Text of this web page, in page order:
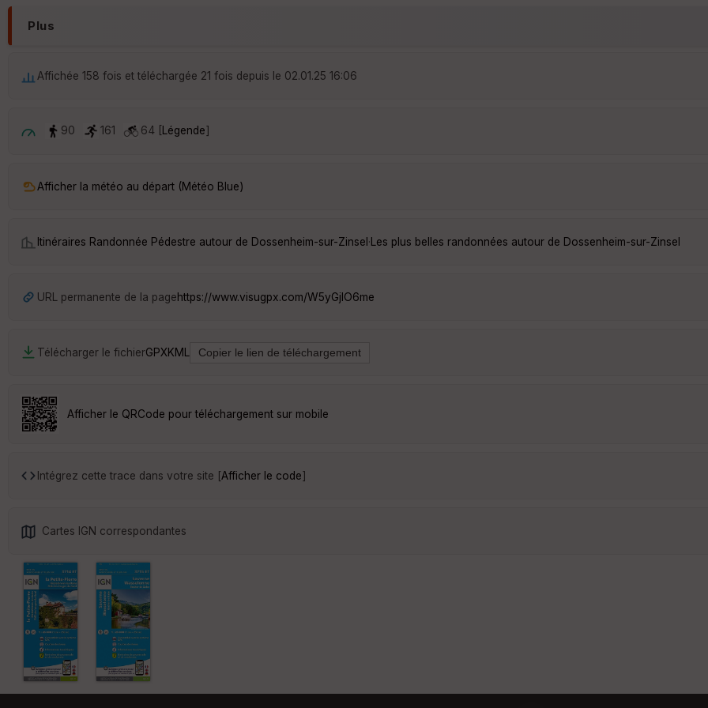
Plus
Affichée 158 fois et téléchargée 21 fois depuis le 02.01.25 16:06
90 161 64 [ Légende]
Afficher la météo au départ (Météo Blue)
Itinéraires Randonnée Pédestre autour de Dossenheim-sur-Zinsel · Les plus belles randonnées autour de Dossenheim-sur-Zinsel
URL permanente de la pagehttps://www.visugpx.com/W5yGjIO6me
Télécharger le fichierGPXKML
Afficher le QRCode pour téléchargement sur mobile
Intégrez cette trace dans votre site [Afficher le code]
Cartes IGN correspondantes